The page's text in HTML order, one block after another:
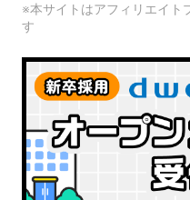
※本サイトはアフィリエイト
す